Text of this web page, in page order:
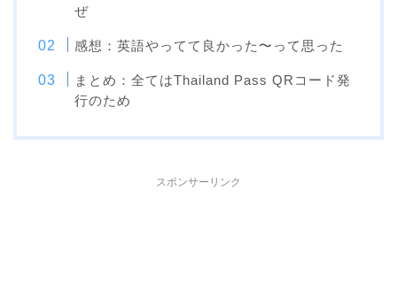
ぜ
感想：英語やってて良かった〜って思った
まとめ：全てはThailand Pass QRコード発
行のため
スポンサーリンク